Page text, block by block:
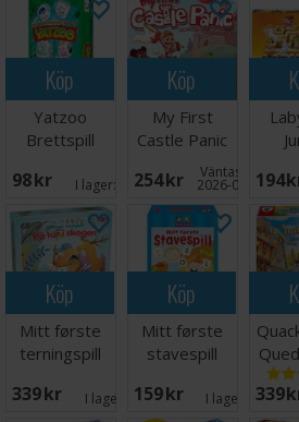
Köp
Yatzoo
Brettspill
98 SEK I lager:
Köp
My First
Castle Panic
Brädspel
254 SEK Väntas in:
2026-09-30194
Köp
Mitt første
terningspill
339 SEK I lager:
Köp
Mitt første
stavespill
159 SEK I lager: 3339